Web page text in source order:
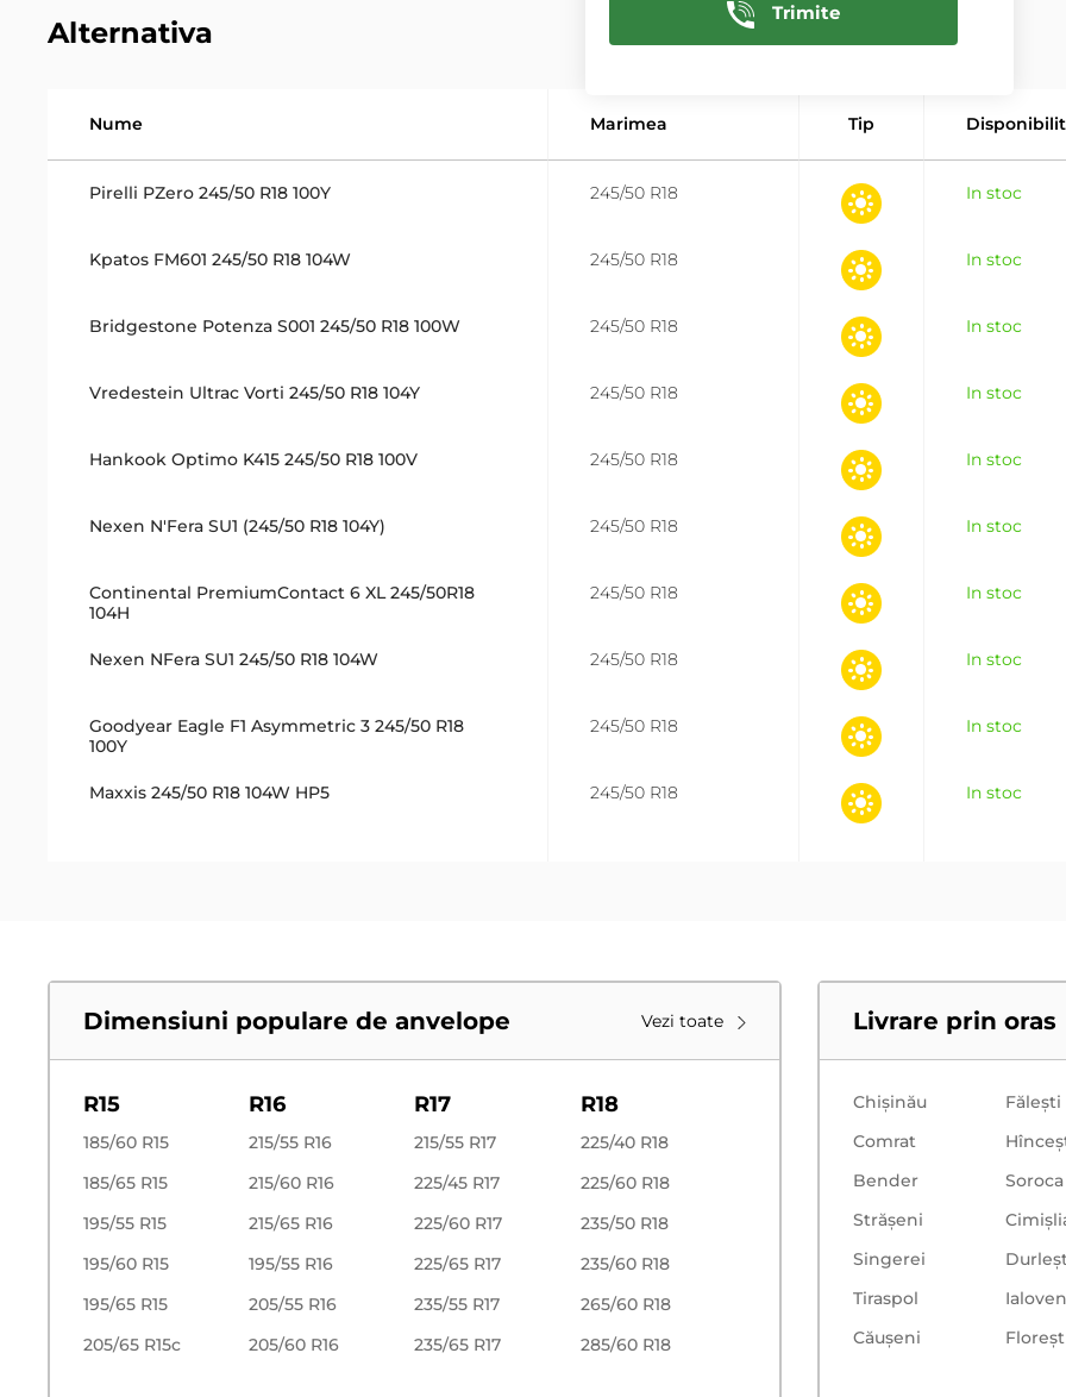
Alternativa
Nume Marimea Tip
Pirelli PZero 245/50 R18 100Y 245/50 R18 In stoc
Kpatos FM601 245/50 R18 104W 245/50 R18 In stoc
Bridgestone Potenza S001 245/50 R18 100W 245/50 R18 In stoc
Vredestein Ultrac Vorti 245/50 R18 104Y 245/50 R18 In stoc
Hankook Optimo K415 245/50 R18 100V 245/50 R18 In stoc
Nexen N'Fera SU1 (245/50 R18 104Y) 245/50 R18 In stoc
Continental PremiumContact 6 XL 245/50R18
104H
245/50 R18 In stoc
Nexen NFera SU1 245/50 R18 104W 245/50 R18 In stoc
Goodyear Eagle F1 Asymmetric 3 245/50 R18
100Y
245/50 R18 In stoc
Maxxis 245/50 R18 104W HP5 245/50 R18 In stoc
Dimensiuni populare de anvelope Vezi toate
R15
185/60 R15
185/65 R15
195/55 R15
195/60 R15
195/65 R15
205/65 R15c
R16
215/55 R16
215/60 R16
215/65 R16
195/55 R16
205/55 R16
205/60 R16
R17
215/55 R17
225/45 R17
225/60 R17
225/65 R17
235/55 R17
235/65 R17
R18
225/40 R18
225/60 R18
235/50 R18
235/60 R18
265/60 R18
285/60 R18
Livrare prin oras
Chișinău
Făleşti
Comrat
Bender
Soroca
Strășeni
Singerei
Tiraspol
Căușeni
Trimite